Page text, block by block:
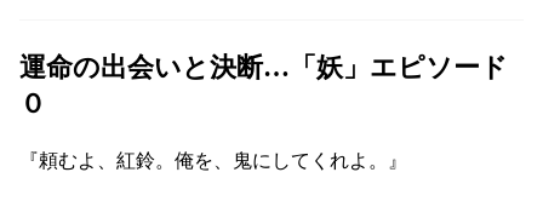
運命の出会いと決断…「妖」エピソード
０
『頼むよ、紅鈴。俺を、鬼にしてくれよ。』